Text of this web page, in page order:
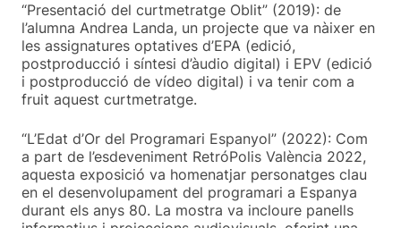
“Presentació del curtmetratge Oblit” (2019): de
l’alumna Andrea Landa, un projecte que va nàixer en
les assignatures optatives d’EPA (edició,
postproducció i síntesi d’àudio digital) i EPV (edició
i postproducció de vídeo digital) i va tenir com a
fruit aquest curtmetratge.
“L’Edat d’Or del Programari Espanyol” (2022): Com
a part de l’esdeveniment RetróPolis València 2022,
aquesta exposició va homenatjar personatges clau
en el desenvolupament del programari a Espanya
durant els anys 80. La mostra va incloure panells